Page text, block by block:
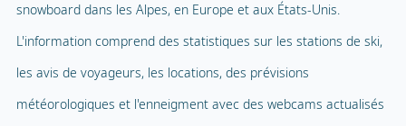
snowboard dans les Alpes, en Europe et aux États-Unis.
L'information comprend des statistiques sur les stations de ski,
les avis de voyageurs, les locations, des prévisions
météorologiques et l'enneigment avec des webcams actualisés